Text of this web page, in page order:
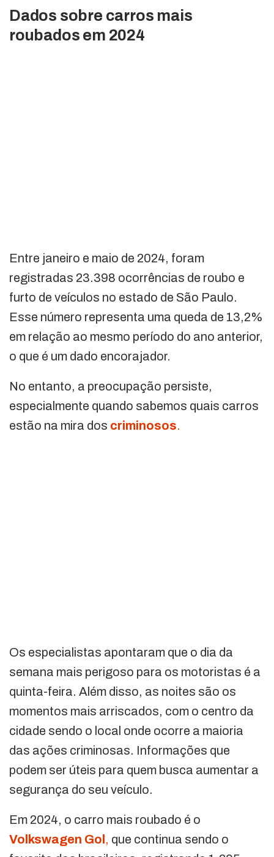
Dados sobre carros mais
roubados em 2024
Entre janeiro e maio de 2024, foram
registradas 23.398 ocorrências de roubo e
furto de veículos no estado de São Paulo.
Esse número representa uma queda de 13,2%
em relação ao mesmo período do ano anterior,
o que é um dado encorajador.
No entanto, a preocupação persiste,
especialmente quando sabemos quais carros
estão na mira dos criminosos.
Os especialistas apontaram que o dia da
semana mais perigoso para os motoristas é a
quinta-feira. Além disso, as noites são os
momentos mais arriscados, com o centro da
cidade sendo o local onde ocorre a maioria
das ações criminosas. Informações que
podem ser úteis para quem busca aumentar a
segurança do seu veículo.
Em 2024, o carro mais roubado é o
Volkswagen Gol , que continua sendo o